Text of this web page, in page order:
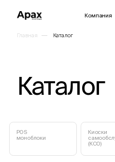
Компания
Главная Каталог
Каталог
POS
моноблоки
Киоски
(КСО)